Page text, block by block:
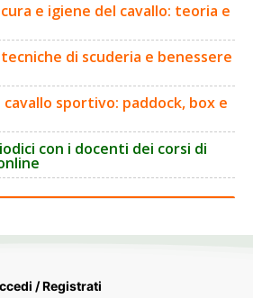
e igiene del cavallo: teoria e
di scuderia e benessere
sportivo: paddock, box e
con i docenti dei corsi di
/ Registrati